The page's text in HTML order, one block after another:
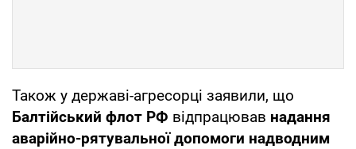
Також у державі-агресорці заявили, що
Балтійський флот РФ відпрацював надання
аварійно-рятувальної допомоги надводним